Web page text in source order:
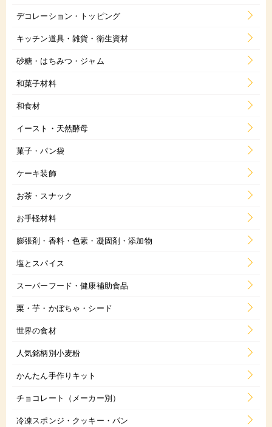
デコレーション・トッピング
キッチン道具・雑貨・衛生資材
砂糖・はちみつ・ジャム
和菓子材料
和食材
イースト・天然酵母
菓子・パン袋
ケーキ装飾
お茶・スナック
お手軽材料
膨張剤・香料・色素・凝固剤・添加物
塩とスパイス
スーパーフード・健康補助食品
栗・芋・かぼちゃ・シード
世界の食材
人気銘柄別小麦粉
かんたん手作りキット
チョコレート（メーカー別）
冷凍スポンジ・クッキー・パン